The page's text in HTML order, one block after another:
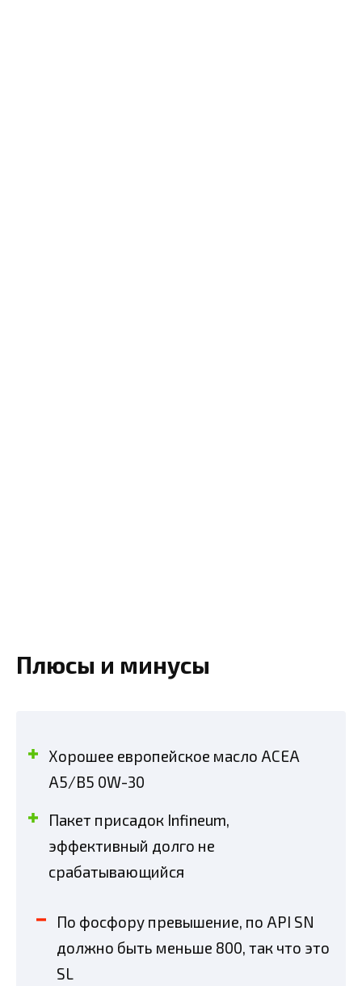
Плюсы и минусы
Хорошее европейское масло АСЕА
А5/В5 0W-30
Пакет присадок Infineum,
эффективный долго не
срабатывающийся
По фосфору превышение, по API SN
должно быть меньше 800, так что это
SL